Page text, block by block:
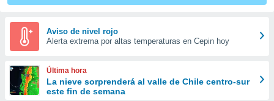
y
forma
digital
basada
Aviso de nivel rojo
Alerta extrema por altas temperaturas en Cepin hoy
Última hora
La nieve sorprenderá al valle de Chile centro-sur
este fin de semana